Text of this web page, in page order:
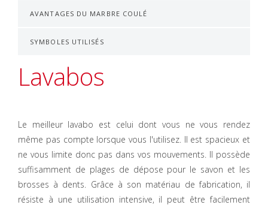
AVANTAGES DU MARBRE COULÉ
SYMBOLES UTILISÉS
Lavabos
Le meilleur lavabo est celui dont vous ne vous rendez
même pas compte lorsque vous l'utilisez. Il est spacieux et
ne vous limite donc pas dans vos mouvements. Il possède
suffisamment de plages de dépose pour le savon et les
brosses à dents. Grâce à son matériau de fabrication, il
résiste à une utilisation intensive, il peut être facilement